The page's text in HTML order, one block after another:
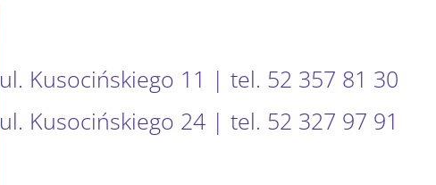
ul. Kusocińskiego 11 | tel. 52 357 81 30
ul. Kusocińskiego 24 | tel. 52 327 97 91